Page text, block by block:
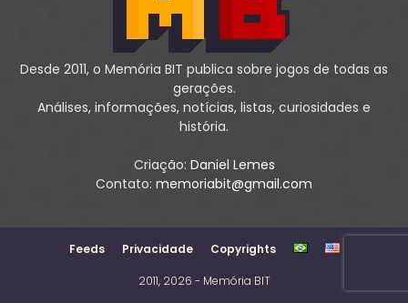
Desde 2011, o Memória BIT publica sobre jogos de todas as
gerações.
Análises, informações, notícias, listas, curiosidades e
história.
Criação: Daniel Lemes
Contato: memoriabit@gmail.com
Feeds Privacidade Copyrights
2011, 2026 - Memória BIT